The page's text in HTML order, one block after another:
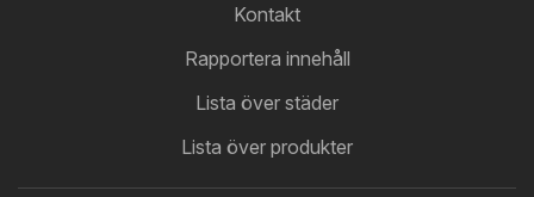
Kontakt
Rapportera innehåll
Lista över städer
Lista över produkter